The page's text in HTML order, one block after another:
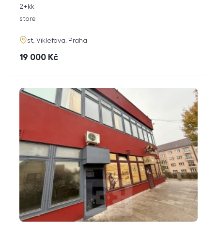
rozměry
2+kk
funkce
store
adresa
st. Viklefova, Praha
cena
19 000 Kč